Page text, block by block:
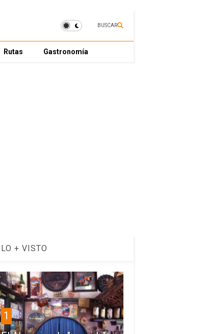
BUSCAR
Rutas Gastronomía
LO + VISTO
1